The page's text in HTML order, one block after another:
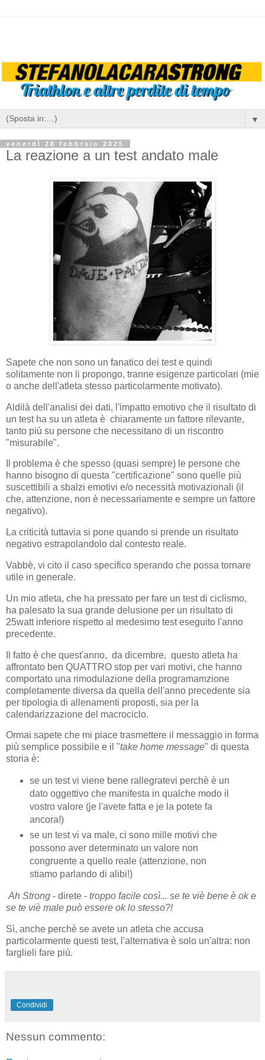
▼
venerdì 28 febbraio 2025
La reazione a un test andato male
Sapete che non sono un fanatico dei test e quindi
solitamente non li propongo, tranne esigenze particolari (mie
o anche dell'atleta stesso particolarmente motivato).
Aldilà dell'analisi dei dati, l'impatto emotivo che il risultato di
un test ha su un atleta è chiaramente un fattore rilevante,
tanto più su persone che necessitano di un riscontro
"misurabile".
Il problema è che spesso (quasi sempre) le persone che
hanno bisogno di questa "certificazione" sono quelle più
suscettibili a sbalzi emotivi e/o necessità motivazionali (il
che, attenzione, non è necessariamente e sempre un fattore
negativo).
La criticità tuttavia si pone quando si prende un risultato
negativo estrapolandolo dal contesto reale.
Vabbè, vi cito il caso specifico sperando che possa tornare
utile in generale.
Un mio atleta, che ha pressato per fare un test di ciclismo,
ha palesato la sua grande delusione per un risultato di
25watt inferiore rispetto al medesimo test eseguito l'anno
precedente.
Il fatto è che quest'anno, da dicembre, questo atleta ha
affrontato ben QUATTRO stop per vari motivi, che hanno
comportato una rimodulazione della programamzione
completamente diversa da quella dell'anno precedente sia
per tipologia di allenamenti proposti, sia per la
calendarizzazione del macrociclo.
Ormai sapete che mi piace trasmettere il messaggio in forma
più semplice possibile e il "take home message" di questa
storia è:
se un test vi viene bene rallegratevi perchè è un
dato oggettivo che manifesta in qualche modo il
vostro valore (je l'avete fatta e je la potete fa
ancora!)
se un test vi va male, ci sono mille motivi che
possono aver determinato un valore non
congruente a quello reale (attenzione, non
stiamo parlando di alibi!)
Ah Strong - direte - troppo facile così... se te viè bene è ok e
se te viè male può essere ok lo stesso?!
Sì, anche perchè se avete un atleta che accusa
particolarmente questi test, l'alternativa è solo un'altra: non
farglieli fare più.
Condividi
Nessun commento: